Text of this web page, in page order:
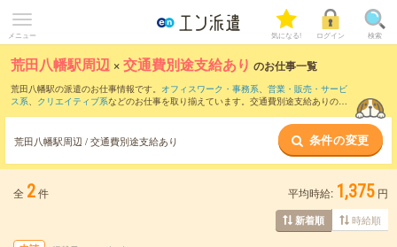
メニュー 気になる! ログイン 検索
荒田八幡駅周辺 ×交通費別途支給あり のお仕事一覧
荒田八幡駅の派遣のお仕事情報です。 オフィスワーク・事務系、 営業・販売・サービ
ス系、 クリエイティブ系などのお仕事を取り揃えています。交通費別途支給ありの条
荒田八幡駅周辺 / 交通費別途支給あり 条件の変更
全 2件 平均時給: 1,375 円
新着順 時給順